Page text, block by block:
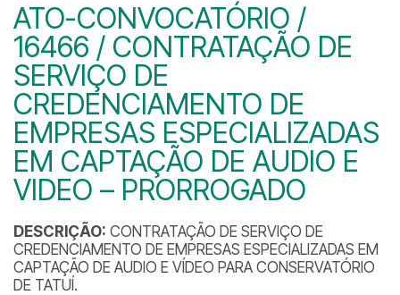
ATO-CONVOCATÓRIO /
16466 / CONTRATAÇÃO DE
SERVIÇO DE
CREDENCIAMENTO DE
EMPRESAS ESPECIALIZADAS
EM CAPTAÇÃO DE AUDIO E
VIDEO – PRORROGADO
DESCRIÇÃO: CONTRATAÇÃO DE SERVIÇO DE
CREDENCIAMENTO DE EMPRESAS ESPECIALIZADAS EM
CAPTAÇÃO DE AUDIO E VÍDEO PARA CONSERVATÓRIO
DE TATUÍ.